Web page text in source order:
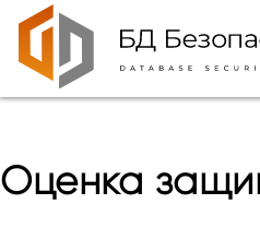
Оценка